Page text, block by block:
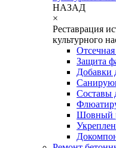
НАЗАД
×
Реставрация
культурного
Защита
Добавки
Составы
Шовный